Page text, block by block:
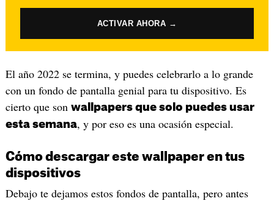
ACTIVAR AHORA →
El año 2022 se termina, y puedes celebrarlo a lo grande
con un fondo de pantalla genial para tu dispositivo. Es
cierto que son wallpapers que solo puedes usar
esta semana, y por eso es una ocasión especial.
Cómo descargar este wallpaper en tus
dispositivos
Debajo te dejamos estos fondos de pantalla, pero antes